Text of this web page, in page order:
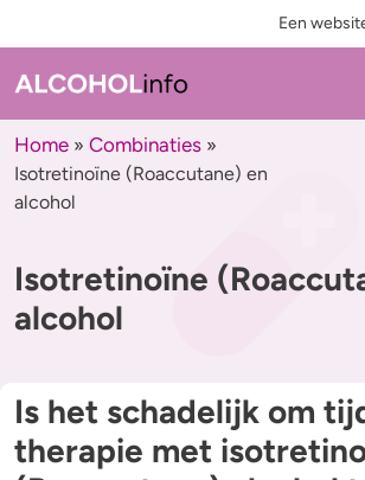
Een
Menu
Effecten en risico’s
Bezorgd om iemand
Hulp
Test je kennis
Wat drink jij?
Promillage calculator
Home » Combinaties »
Isotretinoïne (Roaccutane) en
alcohol
Isotretinoïne
alcohol
Is het schadelijk om
therapie met